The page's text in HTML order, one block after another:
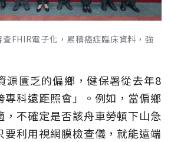
FHIR電子化，累積癌症臨床資料，強
源匱乏的偏鄉，健保署從去年8
專科遠距照會」。例如，當偏鄉
，不確定是否該舟車勞頓下山急
要利用視網膜檢查儀，就能遠端